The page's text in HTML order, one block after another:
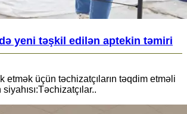
yeni təşkil edilən aptekin təmiri
etmək üçün təchizatçıların təqdim etməli